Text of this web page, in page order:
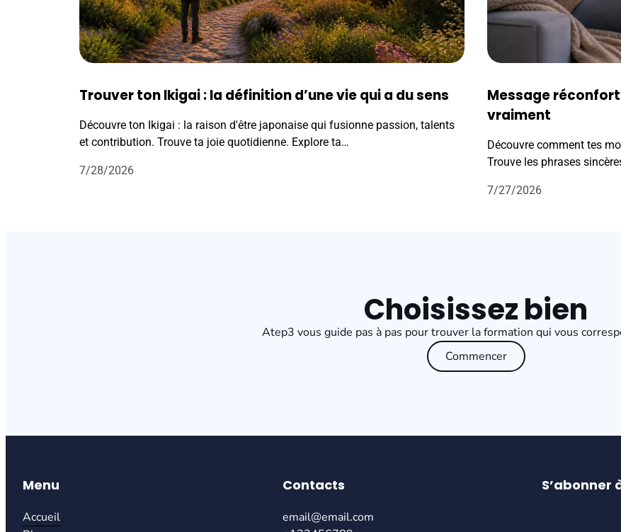
Trouver ton Ikigai : la définition d’une vie qui a du sens
Découvre ton Ikigai : la raison d'être japonaise qui fusionne passion, talents
et contribution. Trouve ta joie quotidienne. Explore ta…
7/28/2026
Message
vraiment
Découvre comment tes
Trouve les phrases
7/27/2026
Choisissez bien
Atep3 vous guide pas à pas pour trouver la formation qui vous
Commencer
Menu
Accueil
Contacts
email@email.com
S’abonner